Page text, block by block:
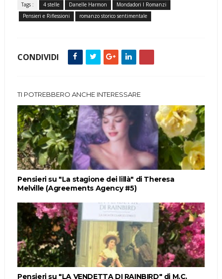
Tags : 4 stelle Danelle Harmon
Mondadori I Romanzi
Pensieri e Riflessioni
romanzo storico sentimentale
CONDIVIDI
TI POTREBBERO ANCHE INTERESSARE
Pensieri su "La stagione dei lillà" di Theresa
Melville (Agreements Agency #5)
Pensieri su "LA VENDETTA DI RAINBIRD" di M.C.